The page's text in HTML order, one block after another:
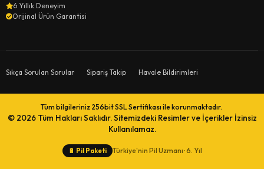
6 Yıllık Deneyim
Orijinal Ürün Garantisi
Sıkça Sorulan Sorular Sipariş Takip Havale Bildirimleri
Tüm bilgileriniz 256bit SSL Sertifikası ile korunmaktadır.
© 2026 Tüm Hakları Saklıdır. Sitemizdeki Resimler ve İçerikler İzinsiz
Kullanılamaz.
🔋 Pil Paketi Türkiye'nin Pil Uzmanı · 6. Yıl